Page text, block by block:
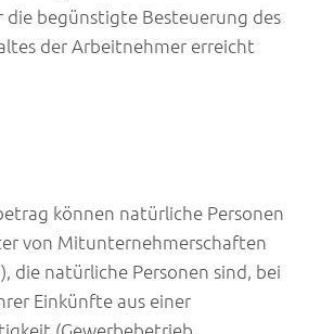
die begünstigte Besteuerung des
der Arbeitnehmer erreicht
können natürliche Personen
von Mitunternehmerschaften
die natürliche Personen sind, bei
Einkünfte aus einer